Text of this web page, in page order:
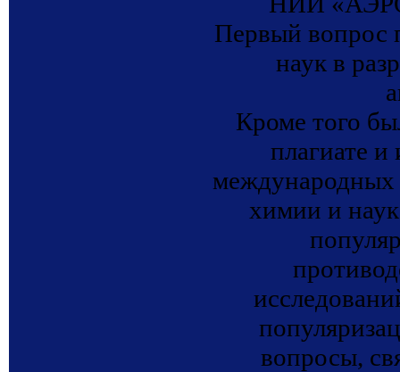
Первый вопрос
наук в
Кроме того
плагиате
международных
химии и
вопросы,